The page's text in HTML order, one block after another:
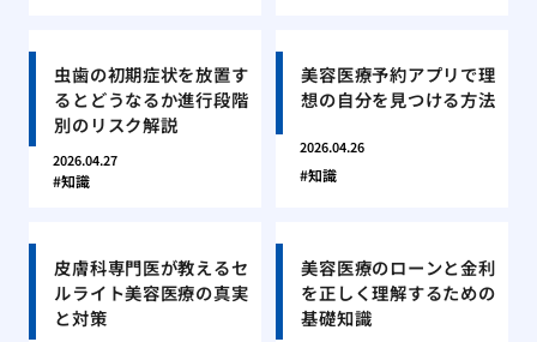
虫歯の初期症状を放置す
るとどうなるか進行段階
別のリスク解説
2026.04.27
知識
美容医療予約アプリで理
想の自分を見つける方法
2026.04.26
知識
皮膚科専門医が教えるセ
ルライト美容医療の真実
と対策
美容医療のローンと金利
を正しく理解するための
基礎知識